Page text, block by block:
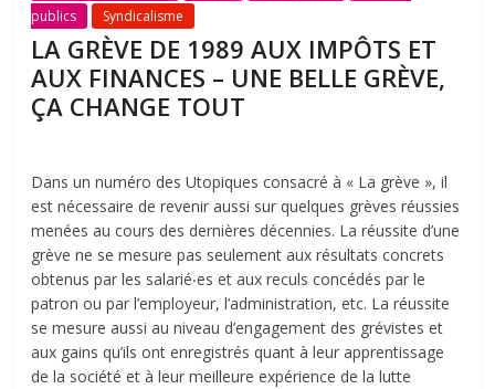
publics
Syndicalisme
LA GRÈVE DE 1989 AUX IMPÔTS ET
AUX FINANCES – UNE BELLE GRÈVE,
ÇA CHANGE TOUT
Dans un numéro des Utopiques consacré à « La grève », il
est nécessaire de revenir aussi sur quelques grèves réussies
menées au cours des dernières décennies. La réussite d’une
grève ne se mesure pas seulement aux résultats concrets
obtenus par les salarié‧es et aux reculs concédés par le
patron ou par l’employeur, l’administration, etc. La réussite
se mesure aussi au niveau d’engagement des grévistes et
aux gains qu’ils ont enregistrés quant à leur apprentissage
de la société et à leur meilleure expérience de la lutte